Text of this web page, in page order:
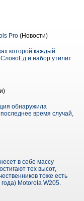
Pro (Новости)
которой каждый
и набор утилит
обнаружила
время случай,
в себе массу
тех высот,
тоже есть
Motorola W205.